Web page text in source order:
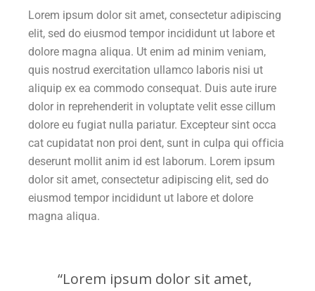
Lorem ipsum dolor sit amet, consectetur adipiscing
elit, sed do eiusmod tempor incididunt ut labore et
dolore magna aliqua. Ut enim ad minim veniam,
quis nostrud exercitation ullamco laboris nisi ut
aliquip ex ea commodo consequat. Duis aute irure
dolor in reprehenderit in voluptate velit esse cillum
dolore eu fugiat nulla pariatur. Excepteur sint occa
cat cupidatat non proi dent, sunt in culpa qui officia
deserunt mollit anim id est laborum. Lorem ipsum
dolor sit amet, consectetur adipiscing elit, sed do
eiusmod tempor incididunt ut labore et dolore
magna aliqua.
“Lorem ipsum dolor sit amet,